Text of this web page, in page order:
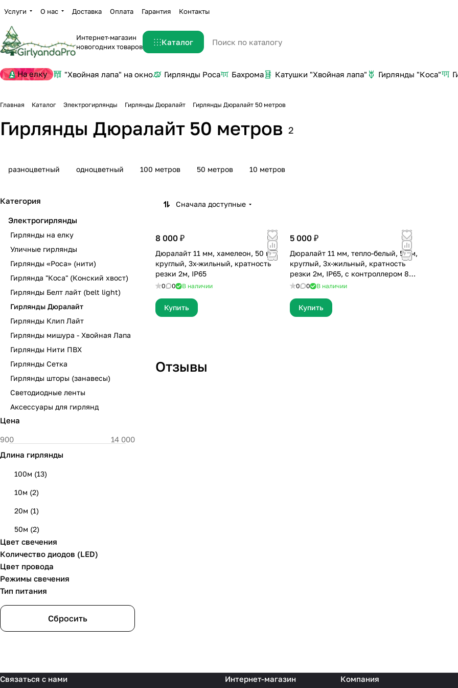
Услуги О нас Доставка Оплата Гарантия Контакты
Интернет-магазин
новогодних товаров
Каталог
На елку "Хвойная лапа" на окно Гирлянды Роса Бахрома Катушки "Хвойная лапа" Гирлянды "Коса"
Главная Каталог Электрогирлянды Гирлянды Дюралайт Гирлянды Дюралайт 50 метров
Гирлянды Дюралайт 50 метров 2
разноцветный одноцветный 100 метров 50 метров 10 метров
Сначала доступные
8 000 ₽
Дюралайт 11 мм, хамелеон, 50 м,
круглый, 3х-жильный, кратность
резки 2м, IP65
0 0 В наличии
Купить
5 000 ₽
Дюралайт 11 мм, тепло-белый, 50 м,
круглый, 3х-жильный, кратность
резки 2м, IP65, с контроллером 8
реж.
0 0 В наличии
Купить
Отзывы
Категория
Электрогирлянды
Гирлянды на елку
Уличные гирлянды
Гирлянды «Роса» (нити)
Гирлянда "Коса" (Конский хвост)
Гирлянды Белт лайт (belt light)
Гирлянды Дюралайт
Гирлянды Клип Лайт
Гирлянды мишура - Хвойная Лапа
Гирлянды Нити ПВХ
Гирлянды Сетка
Гирлянды шторы (занавесы)
Светодиодные ленты
Аксессуары для гирлянд
Цена
Длина гирлянды
100м (13)
10м (2)
20м (1)
50м (2)
Цвет свечения
Количество диодов (LED)
Цвет провода
Режимы свечения
Тип питания
Сбросить
Связаться с нами Интернет-магазин Компания